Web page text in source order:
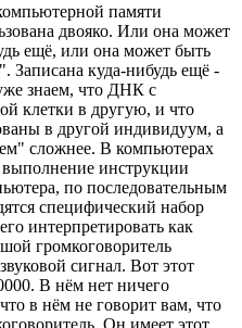
памяти
двояко. Или она может
ещё, или она может быть
Записана куда-нибудь ещё -
знаем, что ДНК с
клетки в другую, и что
в другой индивидуум, а
сложнее. В компьютерах
инструкции
по последовательным
специфический набор
интерпретировать как
громкоговоритель
сигнал. Вот этот
В нём нет ничего
в нём не говорит вам, что
Он имеет этот